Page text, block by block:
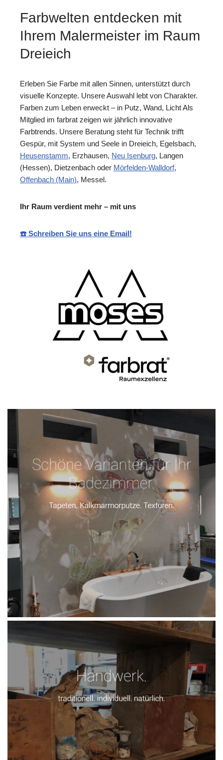
Farbwelten entdecken mit
Ihrem Malermeister im Raum
Dreieich
Erleben Sie Farbe mit allen Sinnen, unterstützt durch
visuelle Konzepte. Unsere Auswahl lebt von Charakter.
Farben zum Leben erweckt – in Putz, Wand, Licht Als
Mitglied im farbrat zeigen wir jährlich innovative
Farbtrends. Unsere Beratung steht für Technik trifft
Gespür, mit System und Seele in Dreieich, Egelsbach,
Heusenstamm, Erzhausen, Neu Isenburg, Langen
(Hessen), Dietzenbach oder Mörfelden-Walldorf,
Offenbach (Main), Messel.
Ihr Raum verdient mehr – mit uns
☎️ Schreiben Sie uns eine Email!